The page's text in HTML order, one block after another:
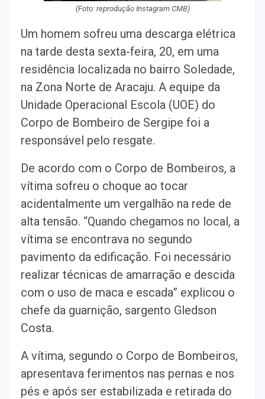
(Foto: reprodução Instagram CMB)
Um homem sofreu uma descarga elétrica
na tarde desta sexta-feira, 20, em uma
residência localizada no bairro Soledade,
na Zona Norte de Aracaju. A equipe da
Unidade Operacional Escola (UOE) do
Corpo de Bombeiro de Sergipe foi a
responsável pelo resgate.
De acordo com o Corpo de Bombeiros, a
vítima sofreu o choque ao tocar
acidentalmente um vergalhão na rede de
alta tensão. “Quando chegamos no local, a
vítima se encontrava no segundo
pavimento da edificação. Foi necessário
realizar técnicas de amarração e descida
com o uso de maca e escada” explicou o
chefe da guarnição, sargento Gledson
Costa.
A vítima, segundo o Corpo de Bombeiros,
apresentava ferimentos nas pernas e nos
pés e após ser estabilizada e retirada do